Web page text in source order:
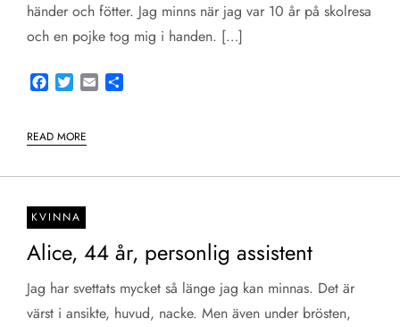
händer och fötter. Jag minns när jag var 10 år på skolresa
och en pojke tog mig i handen. […]
Facebook
TwitterEmail
READ MORE
KVINNA
Alice, 44 år, personlig assistent
Jag har svettats mycket så länge jag kan minnas. Det är
värst i ansikte, huvud, nacke. Men även under brösten,